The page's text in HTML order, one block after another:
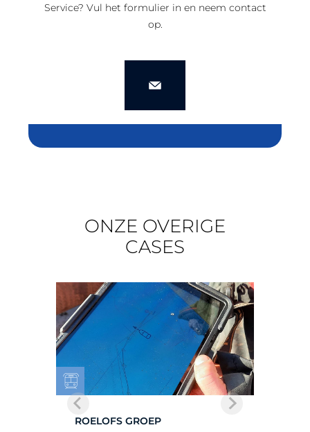
Service? Vul het formulier in en neem contact
op.
ONZE OVERIGE
CASES
ROELOFS GROEP